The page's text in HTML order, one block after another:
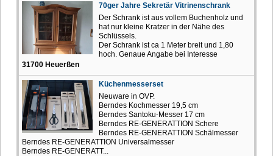
70ger Jahre Sekretär Vitrinenschrank
Der Schrank ist aus vollem Buchenholz und
hat nur kleine Kratzer in der Nähe des
Schlüssels.
Der Schrank ist ca 1 Meter breit und 1,80
hoch. Genaue Angabe bei Interesse
31700 Heuerßen
Küchenmesserset
Neuware in OVP.
Berndes Kochmesser 19,5 cm
Berndes Santoku-Messer 17 cm
Berndes RE-GENERATTION Schere
Berndes RE-GENERATTION Schälmesser
Berndes RE-GENERATTION Universalmesser
Berndes RE-GENERATT...